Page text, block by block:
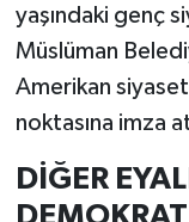
yaşındaki genç
Müslüman
Amerikan
noktasına imza
DİĞER